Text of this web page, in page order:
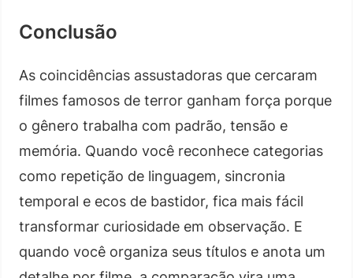
Conclusão
As coincidências assustadoras que cercaram
filmes famosos de terror ganham força porque
o gênero trabalha com padrão, tensão e
memória. Quando você reconhece categorias
como repetição de linguagem, sincronia
temporal e ecos de bastidor, fica mais fácil
transformar curiosidade em observação. E
quando você organiza seus títulos e anota um